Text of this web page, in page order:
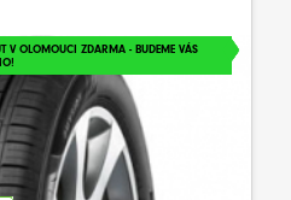
V OLOMOUCI ZDARMA - BUDEME VÁS